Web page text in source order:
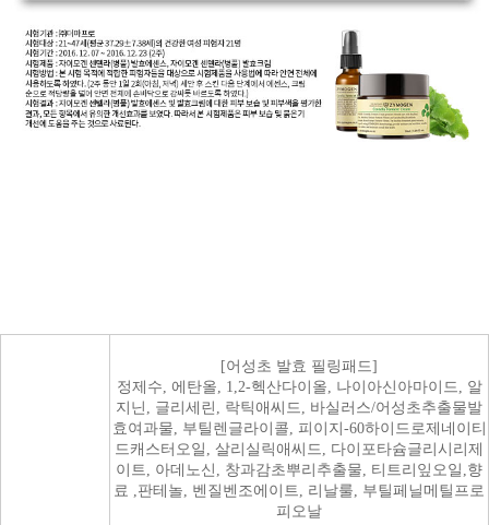
[어성초 발효 필링패드]
정제수, 에탄올, 1,2-헥산다이올, 나이아신아마이드, 알
지닌, 글리세린, 락틱애씨드, 바실러스/어성초추출물발
효여과물, 부틸렌글라이콜, 피이지-60하이드로제네이티
드캐스터오일, 살리실릭애씨드, 다이포타슘글리시리제
이트, 아데노신, 창과감초뿌리추출물, 티트리잎오일,향
료 ,판테놀, 벤질벤조에이트, 리날룰, 부틸페닐메틸프로
피오날